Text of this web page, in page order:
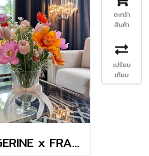
TANGERINE x FRANCEROSE COSMOS TINY MASTERPIECE VASE
ตะกร้า
สินค้า
เปรียบ
เทียบ